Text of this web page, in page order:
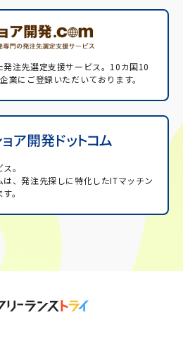
注先選定支援サービス。 10カ国10
業にご登録いただいております。
。
、発注先探しに特化したITマッチン
。